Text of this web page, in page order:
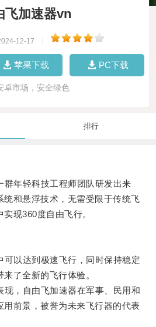
飞加速器vn
12-17
苹果下载 PC下载
卓市场，安全绿色
排行
年轻科技工程师团队研发出来
统和悬浮技术，无需受限于传统飞
现360度自由飞行。
以达到极速飞行，同时保持稳定
了全新的飞行体验。
，自由飞加速器在军事、民用和
用前景，被誉为未来飞行器的代表